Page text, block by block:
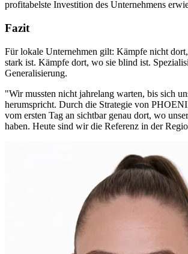
profitabelste Investition des Unternehmens
Fazit
Für lokale Unternehmen gilt: Kämpfe nicht
stark ist. Kämpfe dort, wo sie blind ist.
Generalisierung.
"Wir mussten nicht jahrelang warten, bis sich
herumspricht. Durch die Strategie von
vom ersten Tag an sichtbar genau dort, wo
haben. Heute sind wir die Referenz in der